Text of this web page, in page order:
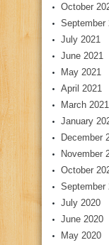
October
September
July 2021
June 2021
May 2021
April 2021
March 2021
January
December
November
October
September
July 2020
June 2020
May 2020